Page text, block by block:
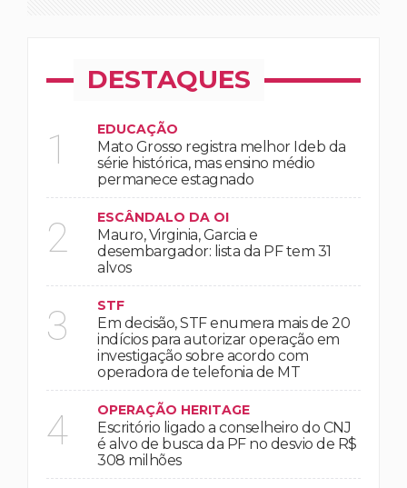
DESTAQUES
1 EDUCAÇÃO
Mato Grosso registra melhor Ideb da
série histórica, mas ensino médio
permanece estagnado
2 ESCÂNDALO DA OI
Mauro, Virginia, Garcia e
desembargador: lista da PF tem 31
alvos
3 STF
Em decisão, STF enumera mais de 20
indícios para autorizar operação em
investigação sobre acordo com
operadora de telefonia de MT
4 OPERAÇÃO HERITAGE
Escritório ligado a conselheiro do CNJ
é alvo de busca da PF no desvio de R$
308 milhões